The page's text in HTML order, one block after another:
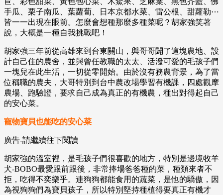
手瓜、栗子南瓜、葉蘿蔔、日本京都水菜、雷公根、甜蘿勒⋯
皆一一出現在眼前。怎麼會想種那麼多種菜呢？胡家強笑著
說，大概是一種自我挑戰吧！
胡家強三年前從高雄來到台東關山，與哥哥闢了這塊農地、設
計自己住的農舍，並與曾任教職的太太、活潑可愛的毛孩子們
一塊兒在此生活，一切從零開始。由於沒有務農背景，為了當
位稱職的農夫，大哥特別到台中農改場學習有機課，四處觀摩
農場、跑驗證，要求自己成為真正的有機農，種出對得起自己
的安心菜。
寵物寶貝也能吃的安心菜
廣告-請繼續往下閱讀
胡家強的溫室裡，是毛孩子們很喜歡的地方，特別是邊境牧羊
犬-BOBO最愛跟前跟後，非常捧場爸爸種的菜，種類來者不
拒，吃得不奕樂乎。連狗狗都能食用的蔬菜，是他的驕傲，因
為視狗狗們為寶貝孩子，所以特別堅持種植得要真正有機才